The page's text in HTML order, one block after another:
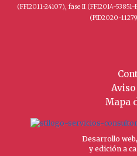
(FFI2011-24107), fase II (FFI2014-
(PID2020-
Mapa
Desarrollo
y edición a